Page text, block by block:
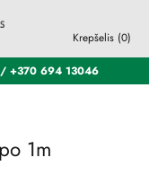
Krepšelis (0)
/ +370 694 13046
1m